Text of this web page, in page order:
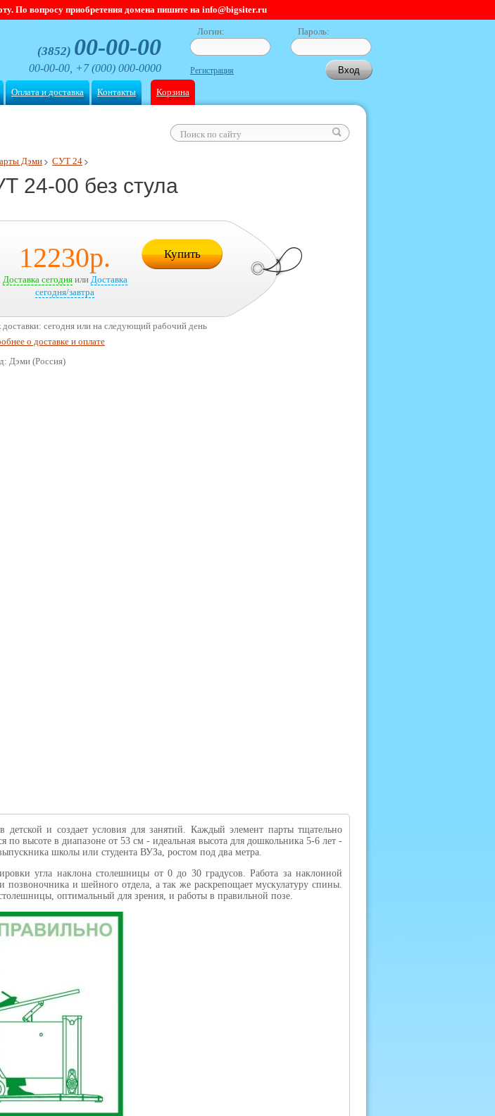
По вопросу приобретения домена пишите на info@bigsiter.ru
(3852) 00-00-00
00-00-00, +7 (000) 000-0000
Логин: Пароль:
Регистрация
Оплата и доставка Контакты Корзина
Дэми СУТ 24
24-00 без стула
12230р.
Доставка сегодняили Доставка
сегодня/завтра
Купить
сегодня или на следующий рабочий день
о доставке и оплате
Дэми (Россия)
детской и создает условия для занятий. Каждый элемент парты тщательно
высоте в диапазоне от 53 см - идеальная высота для дошкольника 5-6 лет -
школы или студента ВУЗа, ростом под два метра.
угла наклона столешницы от 0 до 30 градусов. Работа за наклонной
позвоночника и шейного отдела, а так же раскрепощает мускулатуру спины.
оптимальный для зрения, и работы в правильной позе.